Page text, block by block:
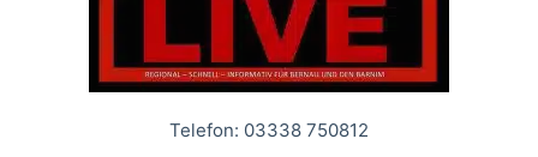
Telefon: 03338 750812